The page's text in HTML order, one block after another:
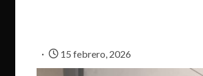
15 febrero, 2026